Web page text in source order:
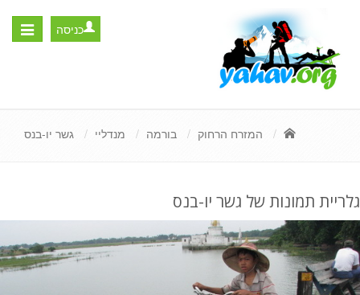
Toggle
כניסה
המזרח הרחוק בורמה מנדליי גשר יו-בנס
גלריית תמונות של גשר יו-בנס